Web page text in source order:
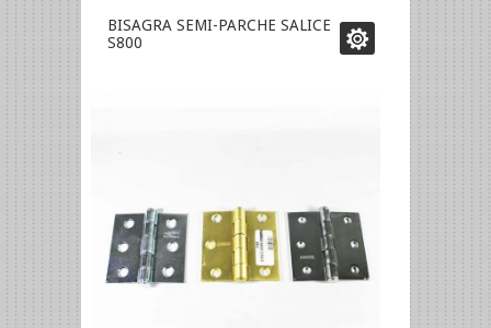
BISAGRA SEMI-PARCHE SALICE
S800